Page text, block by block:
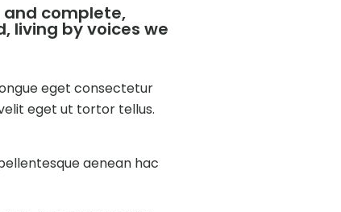
and complete,
living by voices we
eget consectetur
eget ut tortor tellus.
aenean hac